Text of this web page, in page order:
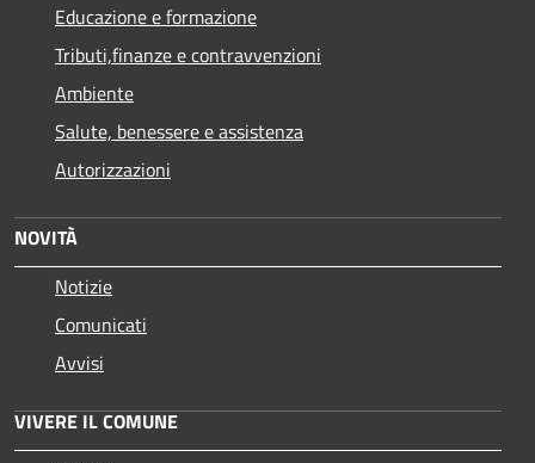
Educazione e formazione
Tributi,finanze e contravvenzioni
Ambiente
Salute, benessere e assistenza
Autorizzazioni
NOVITÀ
Notizie
Comunicati
Avvisi
VIVERE IL COMUNE